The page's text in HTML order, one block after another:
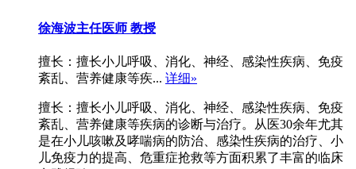
徐海波主任医师 教授
擅长：擅长小儿呼吸、消化、神经、感染性疾病、免疫
紊乱、营养健康等疾... 详细»
擅长：擅长小儿呼吸、消化、神经、感染性疾病、免疫
紊乱、营养健康等疾病的诊断与治疗。从医30余年尤其
是在小儿咳嗽及哮喘病的防治、感染性疾病的治疗、小
儿免疫力的提高、危重症抢救等方面积累了丰富的临床